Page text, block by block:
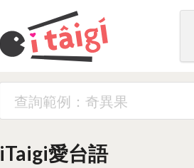
iTaigi愛台語